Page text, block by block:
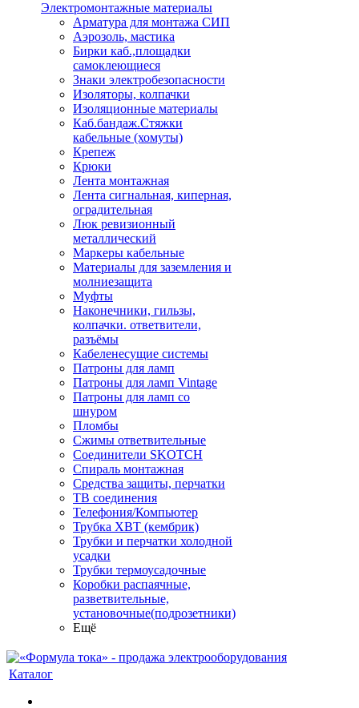
Электромонтажные материалы
Арматура для монтажа СИП
Аэрозоль, мастика
Бирки каб.,площадки
самоклеющиеся
Знаки электробезопасности
Изоляторы, колпачки
Изоляционные материалы
Каб.бандаж.Стяжки
кабельные (хомуты)
Крепеж
Крюки
Лента монтажная
Лента сигнальная, киперная,
оградительная
Люк ревизионный
металлический
Маркеры кабельные
Материалы для заземления и
молниезащита
Муфты
Наконечники, гильзы,
колпачки. ответвители,
разъёмы
Кабеленесущие системы
Патроны для ламп
Патроны для ламп Vintage
Патроны для ламп со
шнуром
Пломбы
Сжимы ответвительные
Соединители SKOTCH
Спираль монтажная
Средства защиты, перчатки
ТВ соединения
Телефония/Компьютер
Трубка ХВТ (кембрик)
Трубки и перчатки холодной
усадки
Трубки термоусадочные
Коробки распаячные,
разветвительные,
установочные(подрозетники)
Ещё
Каталог